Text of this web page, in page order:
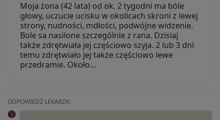
Moja żona (42 lata) od ok. 2 tygodni ma bóle
głowy, uczucie ucisku w okolicach skroni z lewej
strony, nudności, mdłości, podwójne widzenie.
Bole sa nasilone szczególnie z rana. Dzisiaj
także zdrętwiała jej częściowo szyja. 2 lub 3 dni
temu zdrętwiało jej także częściowo lewe
przedramie. Około…
ODPOWIEDŹ LEKARZA: